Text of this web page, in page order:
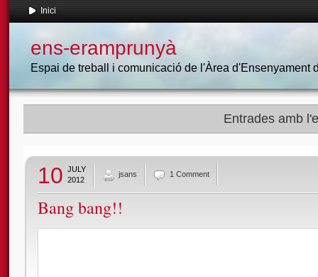
Inici
ens-eramprunyà
Espai de treball i comunicació de l'Àrea d'Ensenyament
Entrades amb
10 JULY
2012
jsans 1 Comment
Bang bang!!